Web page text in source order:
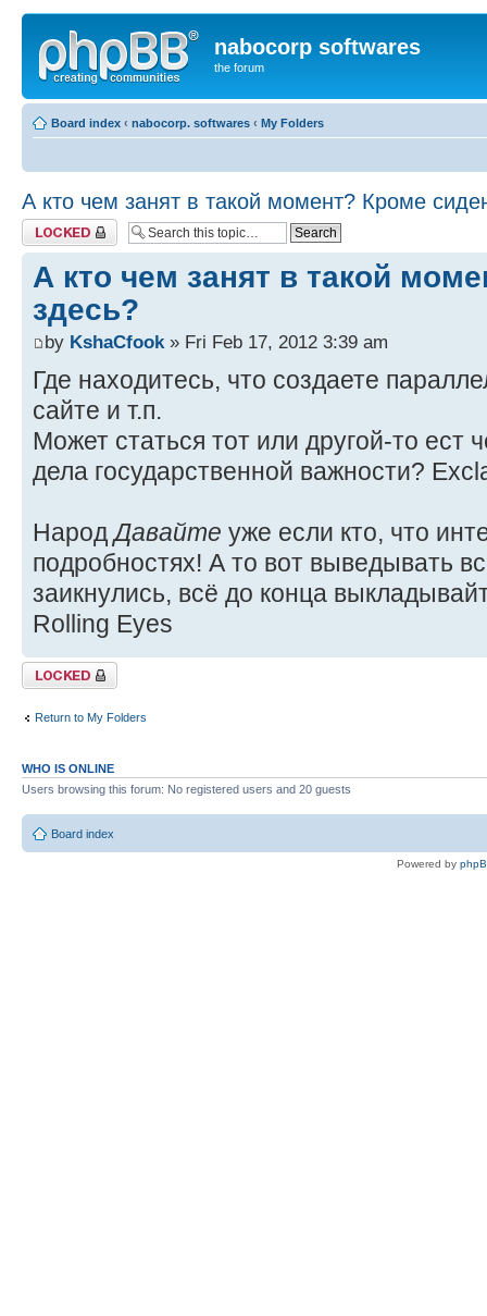
nabocorp softwares
the forum
Board index ‹ nabocorp. softwares ‹ My Folders
А кто чем занят в такой момент? Кроме
Topic locked
А кто чем занят в такой
здесь?
by KshaCfook » Fri Feb 17, 2012 3:39 am
Где находитесь, что создаете
сайте и т.п.
Может статься тот или другой-то ест
дела государственной важности?
НародДавайте уже если кто, что
подробностях! А то вот выведывать
заикнулись, всё до конца
Rolling Eyes
Topic locked
Return to My Folders
WHO IS ONLINE
Users browsing this forum: No registered users and 20 guests
Board index
Powered by